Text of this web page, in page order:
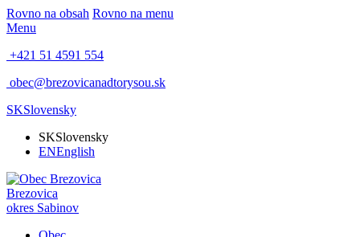
Rovno na obsah Rovno na menu
Menu
+421 51 4591 554
obec@brezovicanadtorysou.sk
SKSlovensky
SKSlovensky
ENEnglish
Brezovica
okres Sabinov